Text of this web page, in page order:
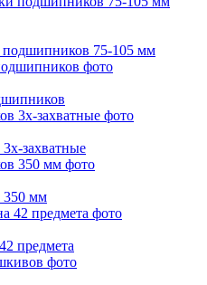
75-105 мм
захватные
350 мм
предмета